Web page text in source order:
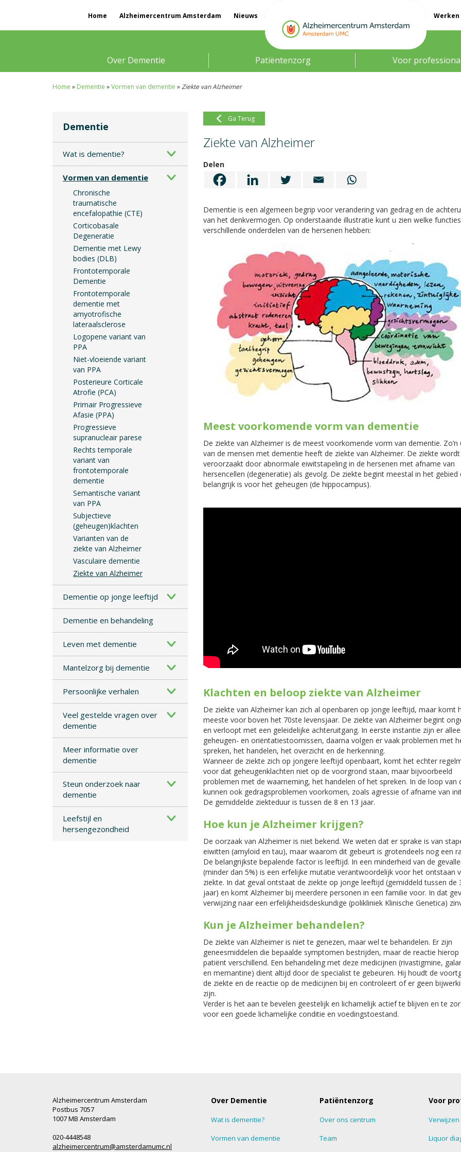
Home Alzheimercentrum Amsterdam Nieuws
Over Dementie Patiëntenzorg Voor
Home » Dementie »Vormen van dementie »Ziekte van Alzheimer
Dementie
Wat is dementie?
Vormen van dementie
Chronische
traumatische
encefalopathie (CTE)
Corticobasale
Degeneratie
Dementie met Lewy
bodies (DLB)
Frontotemporale
Dementie
Frontotemporale
dementie met
amyotrofische
lateraalsclerose
Logopene variant van
PPA
Niet-vloeiende variant
van PPA
Posterieure Corticale
Atrofie (PCA)
Primair Progressieve
Afasie (PPA)
Progressieve
supranucleair parese
Rechts temporale
variant van
frontotemporale
dementie
Semantische variant
van PPA
Subjectieve
(geheugen)klachten
Varianten van de
ziekte van Alzheimer
Vasculaire dementie
Ziekte van Alzheimer
Dementie op jonge leeftijd
Dementie en behandeling
Leven met dementie
Mantelzorg bij dementie
Persoonlijke verhalen
Veel gestelde vragen over
dementie
Meer informatie over
dementie
Steun onderzoek naar
dementie
Leefstijl en
hersengezondheid
Ga Terug
Ziekte van Alzheimer
Delen
Dementie is een algemeen begrip voor verandering van gedrag en de
van het denkvermogen. Op onderstaande illustratie kunt u zien welke
verschillende onderdelen van de hersenen hebben:
Meest voorkomende vorm van dementie
De ziekte van Alzheimer is de meest voorkomende vorm van dementie. Zo’n
van de mensen met dementie heeft de ziekte van Alzheimer. De ziekte wordt
veroorzaakt door abnormale eiwitstapeling in de hersenen met afname van
hersencellen (degeneratie) als gevolg. De ziekte begint meestal in het gebied
belangrijk is voor het geheugen (de hippocampus).
Klachten en beloop ziekte van Alzheimer
De ziekte van Alzheimer kan zich al openbaren op jonge leeftijd, maar komt
meeste voor boven het 70ste levensjaar. De ziekte van Alzheimer begint
en verloopt met een geleidelijke achteruitgang. In eerste instantie zijn er
geheugen- en oriëntatiestoornissen, daarna volgen er vaak problemen met
spreken, het handelen, het overzicht en de herkenning.
Wanneer de ziekte zich op jongere leeftijd openbaart, komt het echter
voor dat geheugenklachten niet op de voorgrond staan, maar bijvoorbeeld
problemen met de waarneming, het handelen of het spreken. In de loop van
kunnen ook gedragsproblemen voorkomen, zoals agressie of afname van
De gemiddelde ziekteduur is tussen de 8 en 13 jaar.
Hoe kun je Alzheimer krijgen?
De oorzaak van Alzheimer is niet bekend. We weten dat er sprake is van
eiwitten (amyloid en tau), maar waarom dit gebeurt is grotendeels nog een
De belangrijkste bepalende factor is leeftijd. In een minderheid van de
(minder dan 5%) is een erfelijke mutatie verantwoordelijk voor het ontstaan
ziekte. In dat geval ontstaat de ziekte op jonge leeftijd (gemiddeld tussen de
jaar) en komt Alzheimer bij meerdere personen in een familie voor. In dat
verwijzing naar een erfelijkheidsdeskundige (polikliniek Klinische Genetica)
Kun je Alzheimer behandelen?
De ziekte van Alzheimer is niet te genezen, maar wel te behandelen. Er zijn
geneesmiddelen die bepaalde symptomen bestrijden, maar de reactie hierop
patiënt verschillend. Een behandeling met deze medicijnen (rivastigmine,
en memantine) dient altijd door de specialist te gebeuren. Hij houdt de
de ziekte en de reactie op de medicijnen bij en controleert of er geen
zijn.
Verder is het aan te bevelen geestelijk en lichamelijk actief te blijven en te
voor een goede lichamelijke conditie en voedingstoestand.
Alzheimercentrum Amsterdam
Postbus 7057
1007 MB Amsterdam
020-4448548
alzheimercentrum@amsterdamumc.nl
Over Dementie
Wat is dementie?
Vormen van dementie
Patiëntenzorg
Over ons centrum
Team
Voor
Verwijzen
Liquor